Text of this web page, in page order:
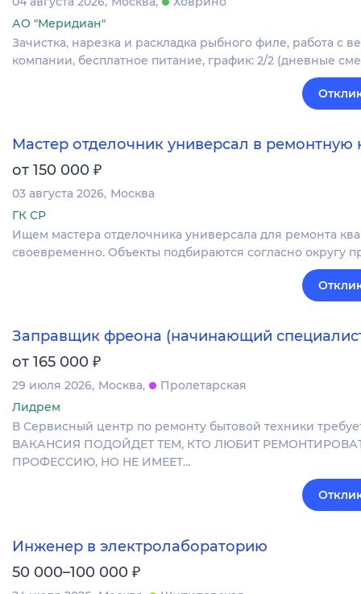
АО "Меридиан"
Зачистка, нарезка и раскладка рыбного филе, работа с
компании, бесплатное питание, график: 2/2 (дневные
Мастер отделочник универсал в
от 150 000 ₽
03 августа 2026 Москва
ГК СР
Ищем мастера отделочника универсала для ремонта
своевременно. Объекты подбираются согласно округу
Заправщик фреона (начинающий
от 165 000 ₽
29 июля 2026 Москва
Пролетарская
Лидрем
В Сервисный центр по ремонту бытовой техники
ВАКАНСИЯ ПОДОЙДЕТ ТЕМ, КТО ЛЮБИТ
ПРОФЕССИЮ, НО НЕ ИМЕЕТ…
Инженер в электролабораторию
50 000–100 000 ₽